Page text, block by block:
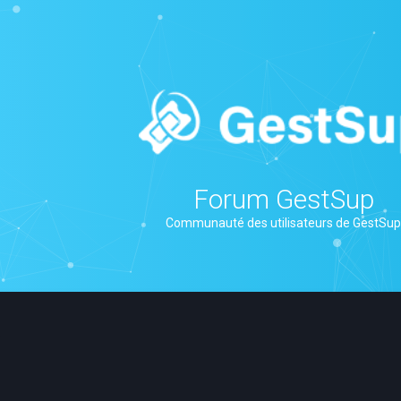
Forum GestSup
Communauté des utilisateurs de GestSup